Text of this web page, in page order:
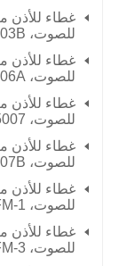
غطاء للأذن
للصوت،
غطاء للأذن
للصوت،
غطاء للأذن
للصوت،
غطاء للأذن
للصوت،
غطاء للأذن
للصوت، 1
غطاء للأذن
للصوت، 3